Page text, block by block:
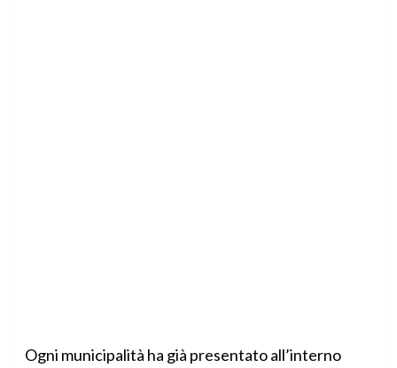
Ogni municipalità ha già presentato all’interno